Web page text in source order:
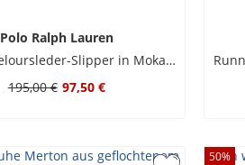
Polo Ralph Lauren
Leichter Veloursleder-Slipper in Mokassin-Style
195,00 € 97,50 €
50%